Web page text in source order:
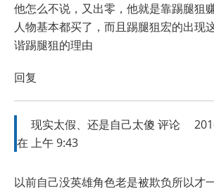
他怎么不说，又出零，他就是靠踢腿狙
人物基本都买了，而且踢腿狙宏的出现
谐踢腿狙的理由
回复
现实太假、还是自己太傻 评论
在 上午 9:43
以前自己没英雄角色老是被欺负所以才